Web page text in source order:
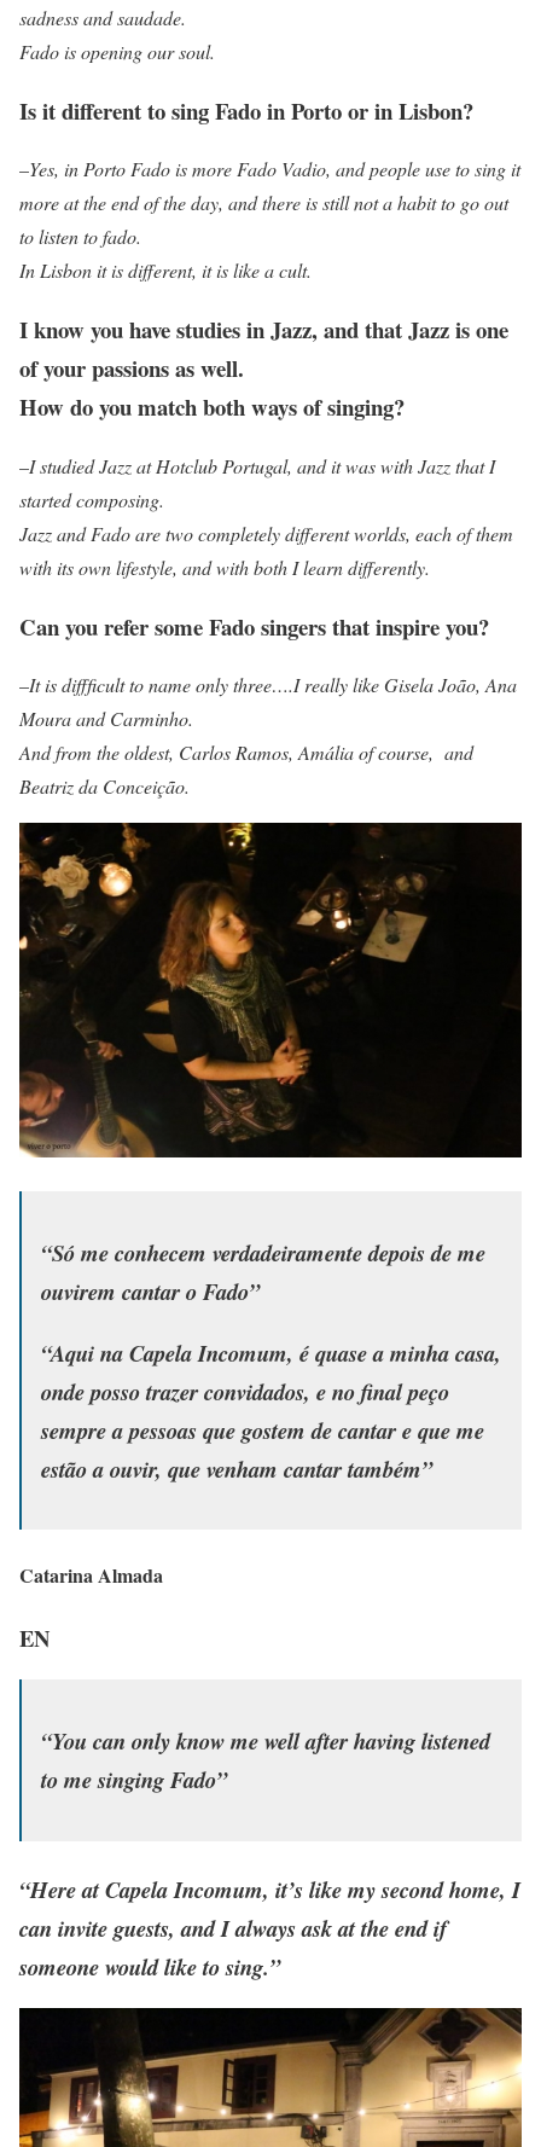
sadness and saudade.
Fado is opening our soul.
Is it different to sing Fado in Porto or in Lisbon?
–Yes, in Porto Fado is more Fado Vadio, and people use to sing it
more at the end of the day, and there is still not a habit to go out
to listen to fado.
In Lisbon it is different, it is like a cult.
I know you have studies in Jazz, and that Jazz is one
of your passions as well.
How do you match both ways of singing?
–I studied Jazz at Hotclub Portugal, and it was with Jazz that I
started composing.
Jazz and Fado are two completely different worlds, each of them
with its own lifestyle, and with both I learn differently.
Can you refer some Fado singers that inspire you?
–It is diffficult to name only three….I really like Gisela João, Ana
Moura and Carminho.
And from the oldest, Carlos Ramos, Amália of course, and
Beatriz da Conceição.
“Só me conhecem verdadeiramente depois de me
ouvirem cantar o Fado”
“Aqui na Capela Incomum, é quase a minha casa,
onde posso trazer convidados, e no final peço
sempre a pessoas que gostem de cantar e que me
estão a ouvir, que venham cantar também”
Catarina Almada
EN
“You can only know me well after having listened
to me singing Fado”
“Here at Capela Incomum, it’s like my second home, I
can invite guests, and I always ask at the end if
someone would like to sing.”